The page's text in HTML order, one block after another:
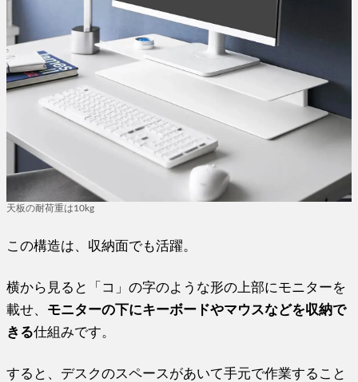
天板の耐荷重は10kg
この構造は、収納面でも活躍。
横から見ると「コ」の字のような形の上部にモニターを
載せ、 モニターの下にキーボードやマウスなどを収納で
きる仕組みです。
すると、デスクのスペースがあいて手元で作業すること